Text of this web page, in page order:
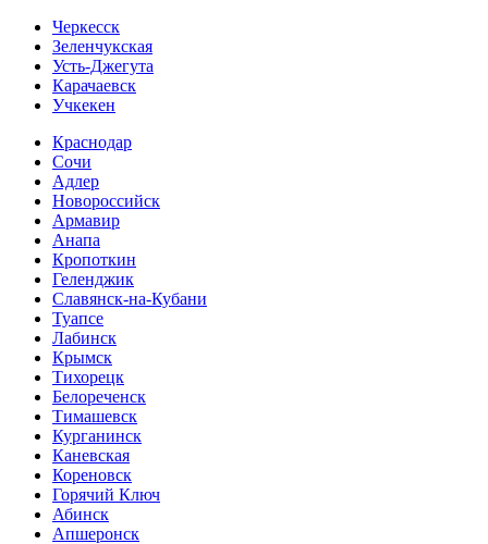
Черкесск
Зеленчукская
Усть-Джегута
Карачаевск
Учкекен
Краснодар
Сочи
Адлер
Новороссийск
Армавир
Анапа
Кропоткин
Геленджик
Славянск-на-Кубани
Туапсе
Лабинск
Крымск
Тихорецк
Белореченск
Тимашевск
Курганинск
Каневская
Кореновск
Горячий Ключ
Абинск
Апшеронск